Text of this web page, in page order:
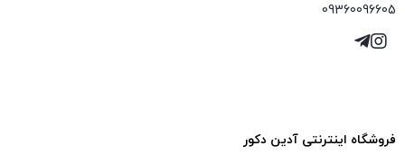
09360096605
فروشگاه اینترنتی آدین دکور